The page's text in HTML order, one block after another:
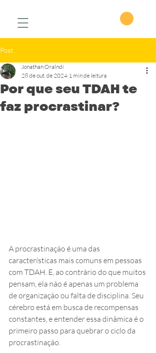
Post
Por que seu TDAH te
faz procrastinar?
Jonathan Oralndi
28 de out. de 2024 1 min de leitura
A procrastinação é uma das
características mais comuns em pessoas
com TDAH. E, ao contrário do que muitos
pensam, ela não é apenas um problema
de organização ou falta de disciplina. Seu
cérebro está em busca de recompensas
constantes, e entender essa dinâmica é o
primeiro passo para quebrar o ciclo da
procrastinação.